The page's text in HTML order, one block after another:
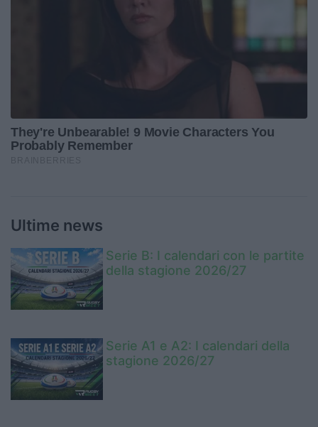
Ultime news
Serie B: I calendari con le partite
della stagione 2026/27
Serie A1 e A2: I calendari della
stagione 2026/27